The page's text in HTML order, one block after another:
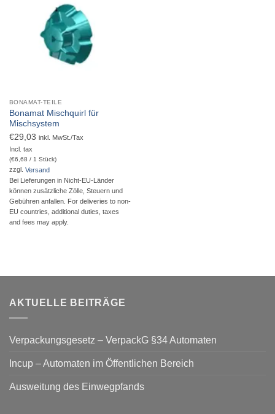
BONAMAT-TEILE
Bonamat Mischquirl für
Mischsystem
€29,03 inkl. MwSt./Tax
Incl. tax
(€6,68 / 1 Stück)
zzgl. Versand
Bei Lieferungen in Nicht-EU-Länder
können zusätzliche Zölle, Steuern und
Gebühren anfallen. For deliveries to non-
EU countries, additional duties, taxes
and fees may apply.
AKTUELLE BEITRÄGE
Verpackungsgesetz – VerpackG §34 Automaten
Incup – Automaten im Öffentlichen Bereich
Ausweitung des Einwegpfands